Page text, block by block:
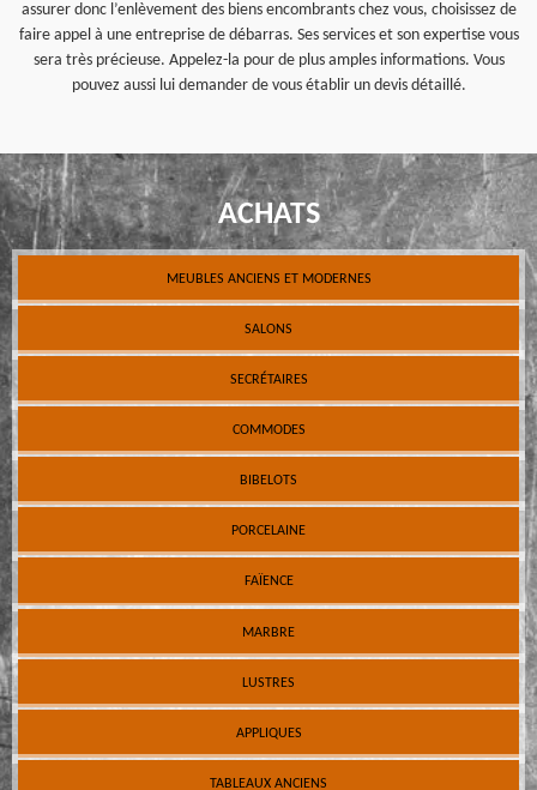
assurer donc l’enlèvement des biens encombrants chez vous, choisissez de
faire appel à une entreprise de débarras. Ses services et son expertise vous
sera très précieuse. Appelez-la pour de plus amples informations. Vous
pouvez aussi lui demander de vous établir un devis détaillé.
ACHATS
MEUBLES ANCIENS ET MODERNES
SALONS
SECRÉTAIRES
COMMODES
BIBELOTS
PORCELAINE
FAÏENCE
MARBRE
LUSTRES
APPLIQUES
TABLEAUX ANCIENS